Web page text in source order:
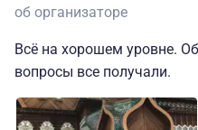
об организаторе
Всё на хорошем уровне.
вопросы все получали.